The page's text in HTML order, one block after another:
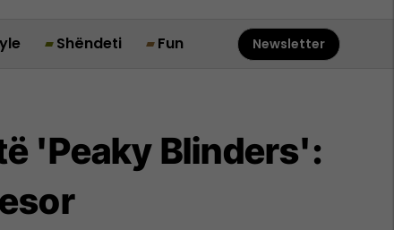
Shëndeti Fun Newsletter
'Peaky Blinders':